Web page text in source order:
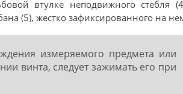
втулке неподвижного стебля
(5), жестко зафиксированного на
измеряемого предмета или
винта, следует зажимать его при